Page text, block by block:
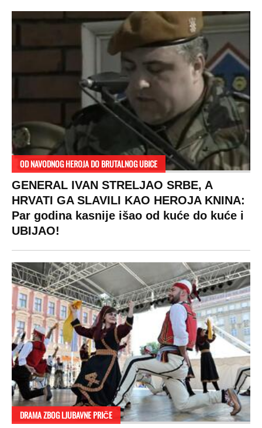
OD NAVODNOG HEROJA DO BRUTALNOG UBICE
GENERAL IVAN STRELJAO SRBE, A
HRVATI GA SLAVILI KAO HEROJA KNINA:
Par godina kasnije išao od kuće do kuće i
UBIJAO!
DRAMA ZBOG LJUBAVNE PRIČE